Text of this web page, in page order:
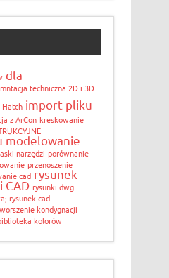
dla
techniczna 2D i 3D
Hatch import pliku
z ArCon kreskowanie
modelowanie
narzędzi porównanie
przenoszenie
cad rysunek
CAD rysunki dwg
rysunek cad
kondygnacji
kolorów